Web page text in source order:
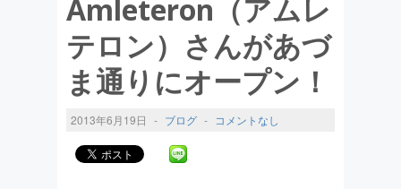
Amleteron（アムレ
テロン）さんがあづ
ま通りにオープン！
2013年6月19日 - ブログ - コメントなし